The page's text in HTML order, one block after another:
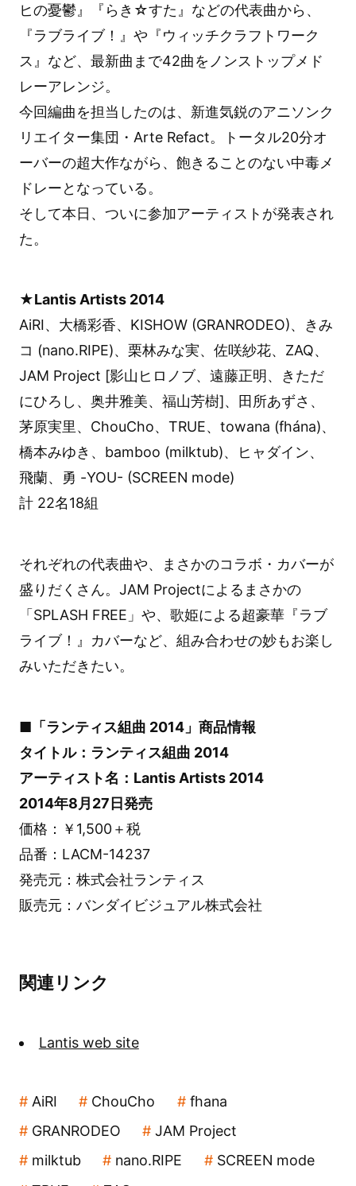
ヒの憂鬱』『らき☆すた』などの代表曲から、
『ラブライブ！』や『ウィッチクラフトワーク
ス』など、最新曲まで42曲をノンストップメド
レーアレンジ。
今回編曲を担当したのは、新進気鋭のアニソンク
リエイター集団・Arte Refact。トータル20分オ
ーバーの超大作ながら、飽きることのない中毒メ
ドレーとなっている。
そして本日、ついに参加アーティストが発表され
た。
★Lantis Artists 2014
AiRI、大橋彩香、KISHOW (GRANRODEO)、きみ
コ (nano.RIPE)、栗林みな実、佐咲紗花、ZAQ、
JAM Project [影山ヒロノブ、遠藤正明、きただ
にひろし、奥井雅美、福山芳樹]、田所あずさ、
茅原実里、ChouCho、TRUE、towana (fhána)、
橋本みゆき、bamboo (milktub)、ヒャダイン、
飛蘭、勇 -YOU- (SCREEN mode)
計 22名18組
それぞれの代表曲や、まさかのコラボ・カバーが
盛りだくさん。JAM Projectによるまさかの
「SPLASH FREE」や、歌姫による超豪華『ラブ
ライブ！』カバーなど、組み合わせの妙もお楽し
みいただきたい。
■「ランティス組曲 2014」商品情報
タイトル：ランティス組曲 2014
アーティスト名：Lantis Artists 2014
2014年8月27日発売
価格：￥1,500＋税
品番：LACM-14237
発売元：株式会社ランティス
販売元：バンダイビジュアル株式会社
関連リンク
Lantis web site
AiRI ChouCho
fhana
GRANRODEO
JAM Project
milktub
nano.RIPE
SCREEN mode